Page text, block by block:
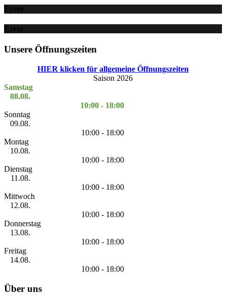
Error
Error
Unsere Öffnungszeiten
HIER klicken für allgemeine Öffnungszeiten
Saison 2026
Samstag
08.08.
10:00 - 18:00
Sonntag
09.08.
10:00 - 18:00
Montag
10.08.
10:00 - 18:00
Dienstag
11.08.
10:00 - 18:00
Mittwoch
12.08.
10:00 - 18:00
Donnerstag
13.08.
10:00 - 18:00
Freitag
14.08.
10:00 - 18:00
Über uns